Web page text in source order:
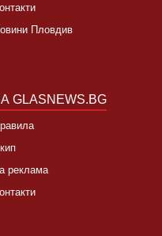
Пловдив
GLASNEWS.BG
реклама